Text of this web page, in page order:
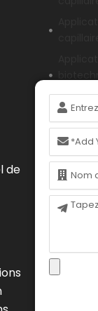
de
dans
FAQ
Nom
Courriel
Nom
Message